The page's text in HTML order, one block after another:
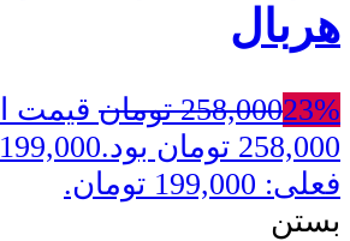
هربال
23%
258,000 تومان قیمت
258,000 تومان بود.
199,000
فعلی: 199,000 تومان.
بستن